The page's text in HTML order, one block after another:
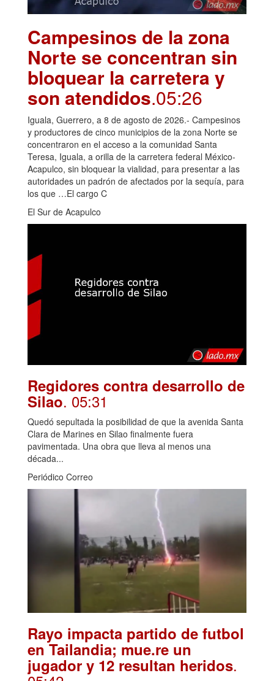
Campesinos de la zona
Norte se concentran sin
bloquear la carretera y
son atendidos.05:26
Iguala, Guerrero, a 8 de agosto de 2026.- Campesinos
y productores de cinco municipios de la zona Norte se
concentraron en el acceso a la comunidad Santa
Teresa, Iguala, a orilla de la carretera federal México-
Acapulco, sin bloquear la vialidad, para presentar a las
autoridades un padrón de afectados por la sequía, para
los que …El cargo C
El Sur de Acapulco
Regidores contra desarrollo de
Silao. 05:31
Quedó sepultada la posibilidad de que la avenida Santa
Clara de Marines en Silao finalmente fuera
pavimentada. Una obra que lleva al menos una
década...
Periódico Correo
Rayo impacta partido de futbol
en Tailandia; mue.re un
jugador y 12 resultan heridos.